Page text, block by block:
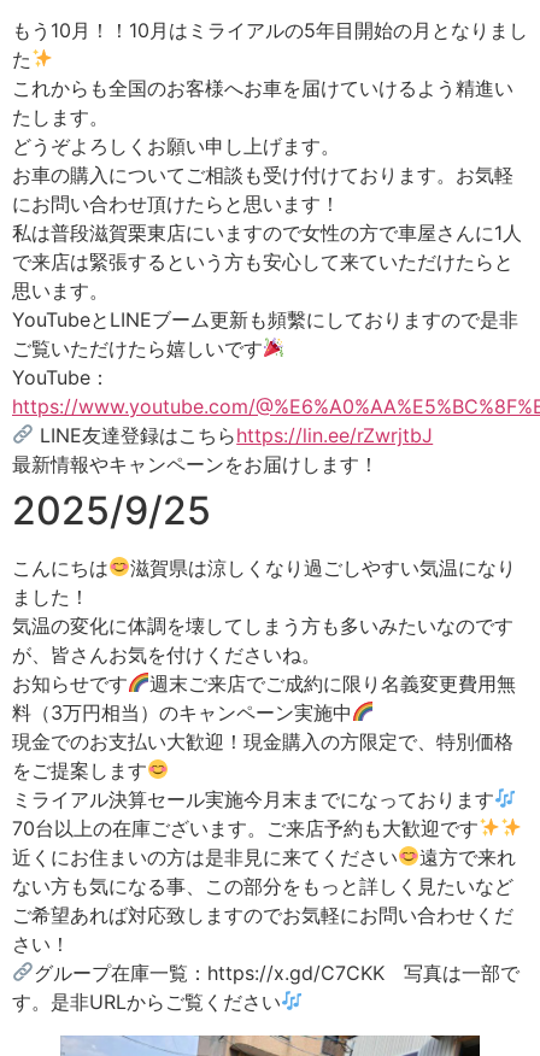
もう10月！！10月はミライアルの5年目開始の月となりまし
た
これからも全国のお客様へお車を届けていけるよう精進い
たします。
どうぞよろしくお願い申し上げます。
お車の購入についてご相談も受け付けております。お気軽
にお問い合わせ頂けたらと思います！
私は普段滋賀栗東店にいますので女性の方で車屋さんに1人
で来店は緊張するという方も安心して来ていただけたらと
思います。
YouTubeとLINEブーム更新も頻繫にしておりますので是非
ご覧いただけたら嬉しいです
YouTube：
https://www.youtube.com/
LINE友達登録はこちらhttps://lin.ee/rZwrjtbJ
最新情報やキャンペーンをお届けします！
2025/9/25
こんにちは
滋賀県は涼しくなり過ごしやすい気温になり
ました！
気温の変化に体調を壊してしまう方も多いみたいなのです
が、皆さんお気を付けくださいね。
お知らせです
週末ご来店でご成約に限り名義変更費用無
料（3万円相当）のキャンペーン実施中
現金でのお支払い大歓迎！現金購入の方限定で、特別価格
をご提案します
ミライアル決算セール実施今月末までになっております
70台以上の在庫ございます。ご来店予約も大歓迎です
近くにお住まいの方は是非見に来てください
遠方で来れ
ない方も気になる事、この部分をもっと詳しく見たいなど
ご希望あれば対応致しますのでお気軽にお問い合わせくだ
さい！
グループ在庫一覧：https://x.gd/C7CKK 写真は一部で
す。是非URLからご覧ください